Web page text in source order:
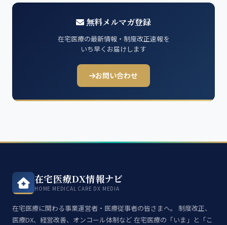
無料メルマガ登録
在宅医療の最新情報・制度改正速報を
いち早くお届けします
お問い合わせ
在宅医療DX情報ナビ
HOME MEDICAL CARE DX MEDIA
在宅医療に関わる事業運営者・医療従事者の皆さまへ。 制度改正、
医療DX、経営改善、オンコール体制など 在宅医療の「いま」と「こ